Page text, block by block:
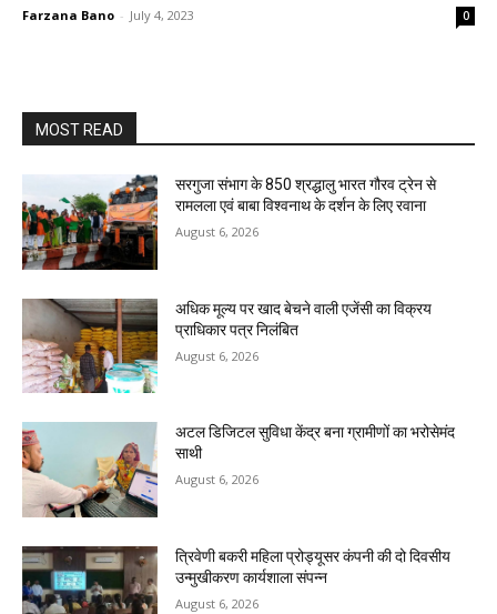
Farzana Bano - July 4, 2023 0
MOST READ
सरगुजा संभाग के 850 श्रद्धालु भारत गौरव ट्रेन से
रामलला एवं बाबा विश्वनाथ के दर्शन के लिए रवाना
August 6, 2026
अधिक मूल्य पर खाद बेचने वाली एजेंसी का विक्रय
प्राधिकार पत्र निलंबित
August 6, 2026
अटल डिजिटल सुविधा केंद्र बना ग्रामीणों का भरोसेमंद
साथी
August 6, 2026
त्रिवेणी बकरी महिला प्रोड्यूसर कंपनी की दो दिवसीय
उन्मुखीकरण कार्यशाला संपन्न
August 6, 2026